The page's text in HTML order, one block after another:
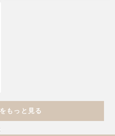
もっと見る